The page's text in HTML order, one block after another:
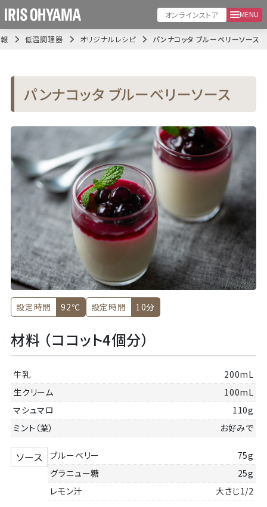
オンラインストア MENU
低温調理器 オリジナルレシピ パンナコッタ ブルーベリーソース
パンナコッタ ブルーベリーソース
設定時間 92℃ 設定時間 10分
材料 （ココット4個分）
牛乳
200mL
生クリーム
100mL
マシュマロ
110g
ミント（葉）
お好みで
ソース ブルーベリー
75g
グラニュー糖
25g
レモン汁
大さじ1/2